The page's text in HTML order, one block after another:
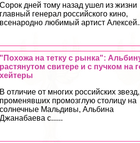
Сорок дней тому назад ушел из жизни
главный генерал российского кино,
всенародно любимый артист
"Похожа на тетку с рынка":
растянутом свитере и с пучком на
хейтеры
В отличие от многих российских звезд,
променявших промозглую столицу на
солнечные Мальдивы, Альбина
Джанабаева с......